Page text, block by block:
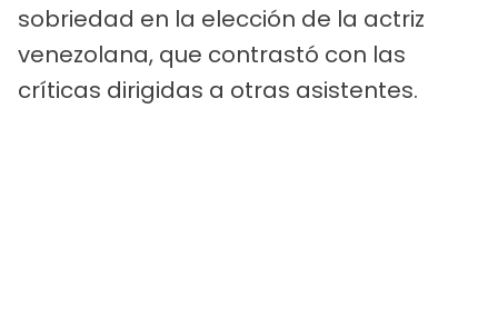
sobriedad en la elección de la actriz
venezolana, que contrastó con las
críticas dirigidas a otras asistentes.